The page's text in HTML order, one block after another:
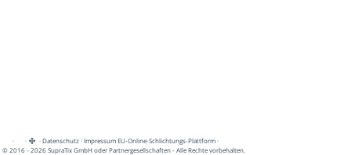
· · ·Datenschutz·Impressum EU-Online-Schlichtungs-Plattform·
© 2016 - 2026 SupraTix GmbH oder Partnergesellschaften - Alle Rechte vorbehalten.